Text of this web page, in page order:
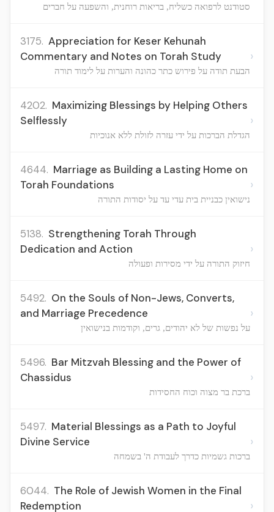
סטודנט לרפואה כשליח, בריאות רוחנית, והשפעה על חברים
3175. Appreciation for Keser Kehunah
Commentary and Notes on Torah Study
הבעת תודה על פירוש כתר כהונה והערות על לימוד תורה
›
4202. Maximizing Blessings by Helping Others
Selflessly
הגדלת הברכות על ידי עזרה לזולת ללא אנוכיות
›
4644. Marriage as Building a Lasting Home on
Torah Foundations
נישואין כבניית בית עדי עד על יסודות התורה
›
5138. Strengthening Torah Through
Dedication and Action
חיזוק התורה על ידי מסירות ופעולה
›
5492. On the Souls of Non-Jews, Converts,
and Marriage Precedence
על נפשות של לא יהודים, גרים, וקודמות בנישואין
›
5496. Bar Mitzvah Blessing and the Power of
Chassidus
ברכת בר מצוה וכוח החסידות
›
5497. Material Blessings as a Path to Joyful
Divine Service
ברכות גשמיות כדרך לעבודת ה' בשמחה
›
6044. The Role of Jewish Women in the Final
Redemption
›